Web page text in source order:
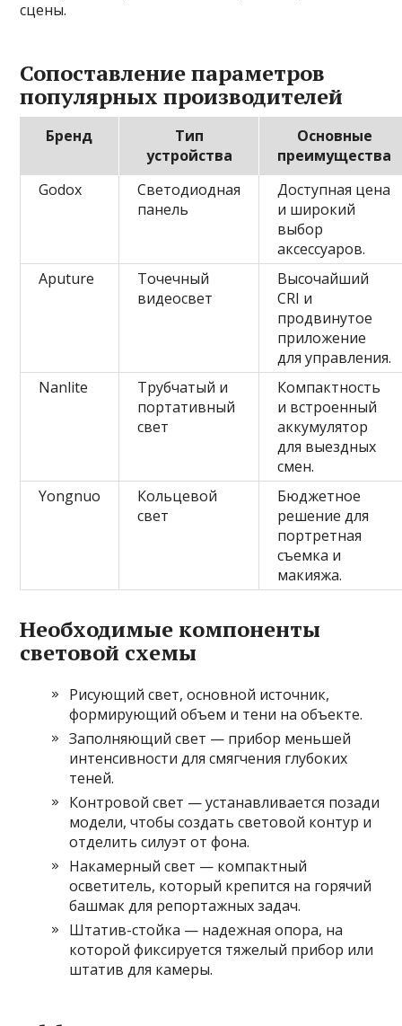
сцены.
Сопоставление параметров
популярных производителей
Бренд
Тип
устройства
Основные
преимущества
Godox
Светодиодная
панель
Доступная цена
и широкий
выбор
аксессуаров.
Aputure
Точечный
видеосвет
Высочайший
CRI и
продвинутое
приложение
для управления.
Nanlite
Трубчатый и
портативный
свет
Компактность
и встроенный
аккумулятор
для выездных
смен.
Yongnuo
Кольцевой
свет
Бюджетное
решение для
портретная
съемка и
макияжа.
Необходимые компоненты
световой схемы
Рисующий свет, основной источник,
формирующий объем и тени на объекте.
Заполняющий свет — прибор меньшей
интенсивности для смягчения глубоких
теней.
Контровой свет — устанавливается позади
модели, чтобы создать световой контур и
отделить силуэт от фона.
Накамерный свет — компактный
осветитель, который крепится на горячий
башмак для репортажных задач.
Штатив-стойка — надежная опора, на
которой фиксируется тяжелый прибор или
штатив для камеры.